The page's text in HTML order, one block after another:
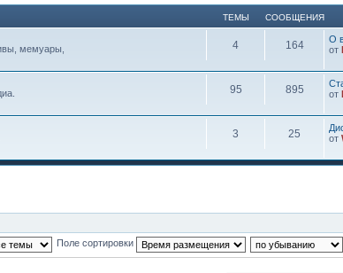
ТЕМЫ СООБЩЕНИЯ
мемуары, 4 164
О
от
95 895
от
3 25
от
Поле сортировки